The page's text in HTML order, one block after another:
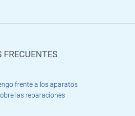
FRECUENTES
frente a los aparatos
las reparaciones